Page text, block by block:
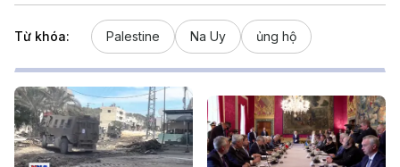
Từ khóa: Palestine Na Uy ủng hộ